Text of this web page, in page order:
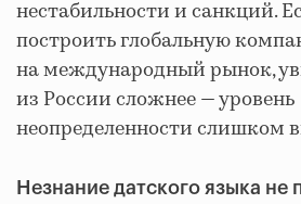
нестабильности и санкций.
построить глобальную
на международный рынок,
из России сложнее — уровень
неопределенности слишком
Незнание датского языка